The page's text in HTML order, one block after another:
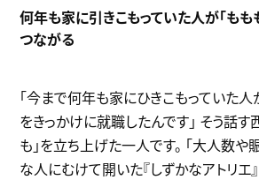
何年も家に引きこもっていた人が「もも
つながる
「今まで何年も家にひきこもっていた人
をきっかけに就職したんです」 そう話す
も」を立ち上げた一人です。 「大人数
な人にむけて開いた『しずかなアトリエ